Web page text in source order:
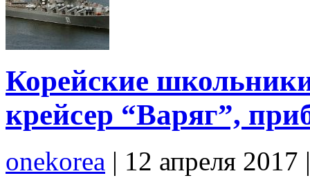
Корейские
крейсер “Варяг”,
onekorea | 12 апреля 2017